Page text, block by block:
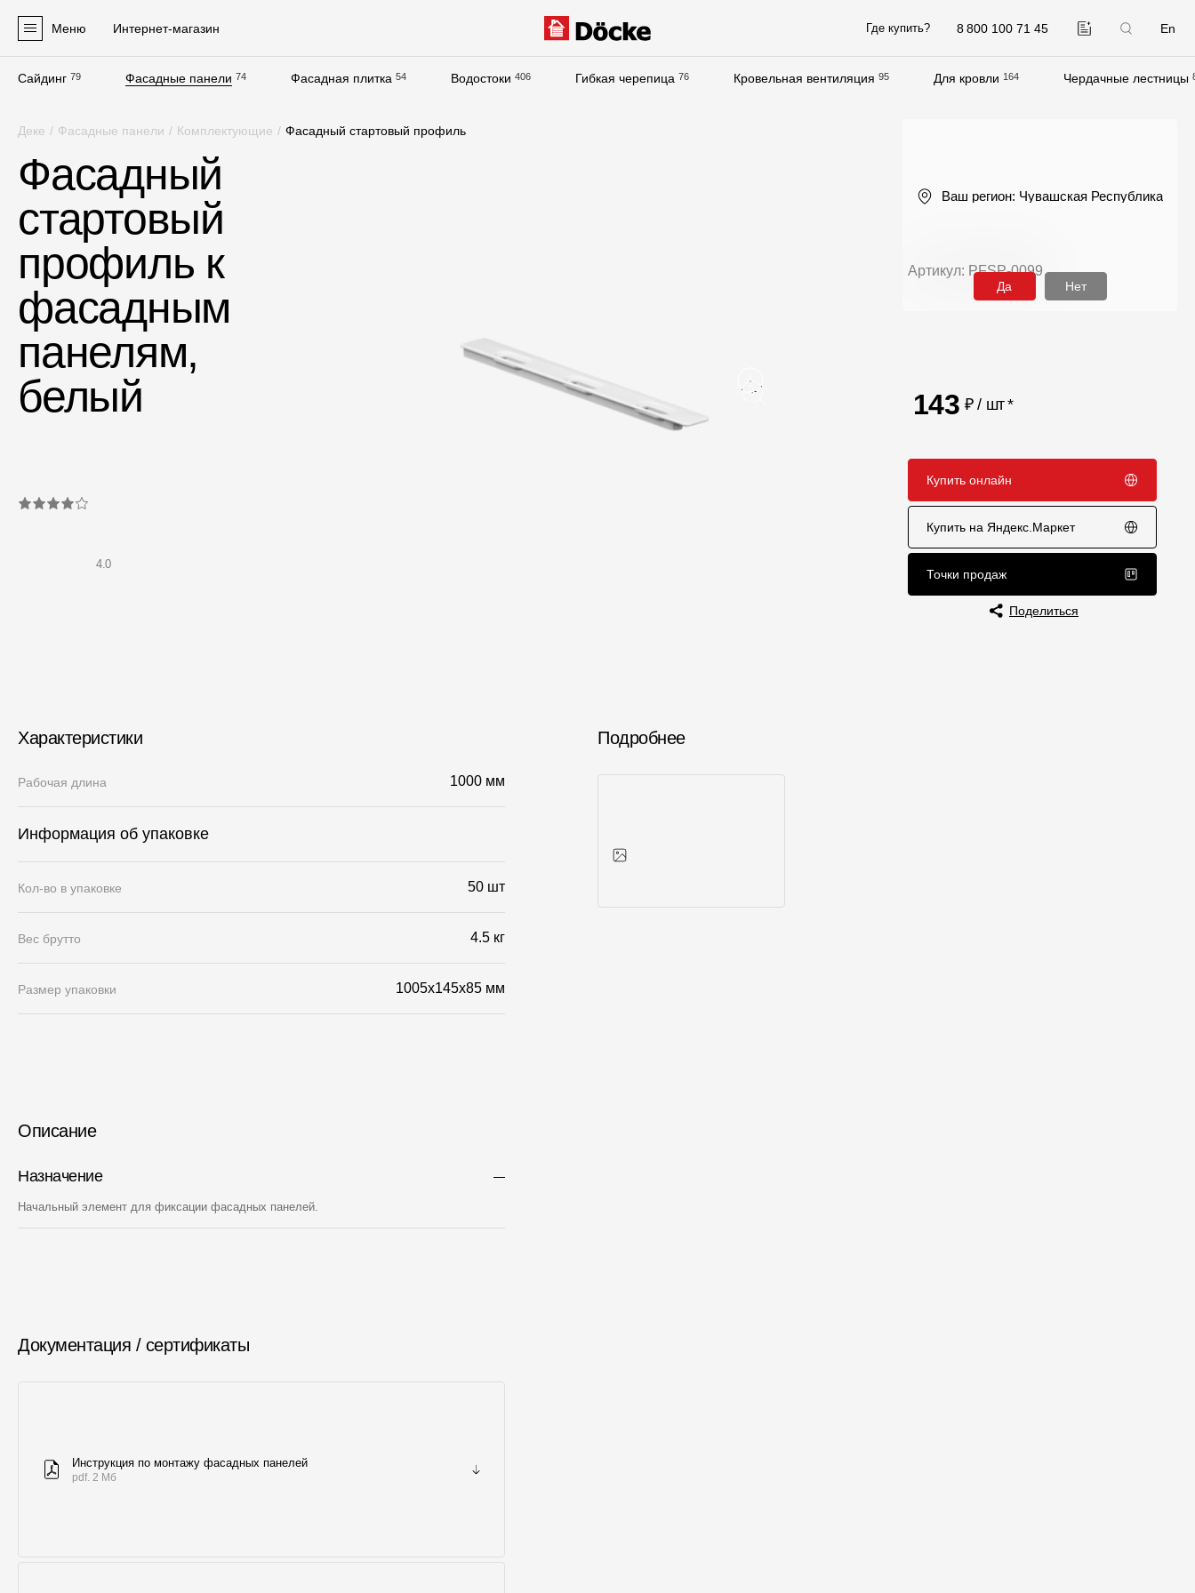
8 800 100 71 45 En
Меню Интернет-магазин Где купить?
Сайдинг 79 Фасадные панели 74 Фасадная плитка 54 Водостоки 406 Гибкая черепица 76 Кровельная вентиляция 95 Для кровли 164 Чердачные лестницы
Сайдинг
Софиты
Фасадные панели
Фасадная плитка
Комплектующие для фасадов
Пленки и мембраны
Мягкая кровля
Комплектующие к кровле
Чердачные лестницы
Фото объектов
Вопрос-ответ/Faq
Отправка рекламации
Деке / Фасадные панели / Комплектующие / Фасадный стартовый профиль
Фасадный
стартовый
профиль к
фасадным
панелям,
белый
4.0
Артикул: PFSP-0099
143 ₽ / шт*
Купить онлайн
Купить на Яндекс.Маркет
Точки продаж
Поделиться
Характеристики
Рабочая длина 1000 мм
Информация об упаковке
Кол-во в упаковке 50 шт
Вес брутто 4.5 кг
Размер упаковки 1005х145х85 мм
Описание
Назначение
Начальный элемент для фиксации фасадных панелей.
Документация / сертификаты
Инструкция по монтажу фасадных панелей
pdf. 2 Мб
Подробнее
Ваш регион: Чувашская Республика
Да Нет